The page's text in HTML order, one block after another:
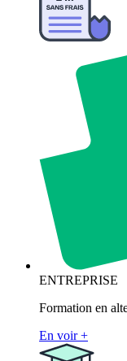
ENTREPRISE
Formation en
En voir +